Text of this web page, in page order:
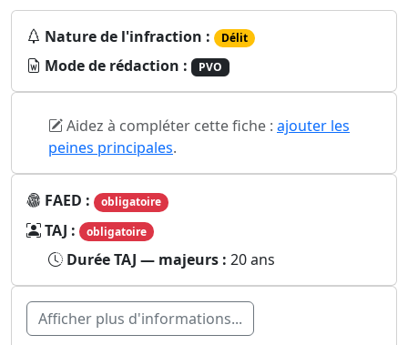
Nature de l'infraction : Délit
Mode de rédaction : PVO
Aidez à compléter cette fiche : ajouter les
peines principales.
FAED : obligatoire
TAJ : obligatoire
Durée TAJ — majeurs : 20 ans
Afficher plus d'informations...